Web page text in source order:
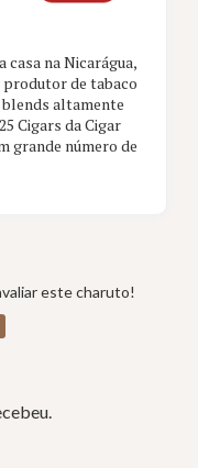
casa na Nicarágua,
produtor de tabaco
blends altamente
Cigars da Cigar
grande número de
este charuto!